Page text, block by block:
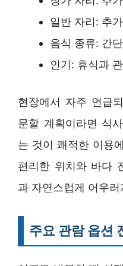
일반 자리: 추
음식 종류: 간
인기: 휴식과
현장에서 자주 언급
문할 계획이라면 식
는 것이 쾌적한 이용
편리한 위치와 바다
과 자연스럽게 어우
주요 관람 옵션